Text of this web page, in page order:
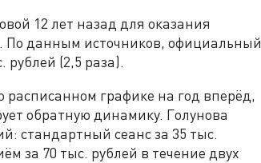
12 лет назад для оказания
По данным источников, официальный
рублей (2,5 раза).
графике на год вперёд,
обратную динамику. Голунова
стандартный сеанс за 35 тыс.
за 70 тыс. рублей в течение двух